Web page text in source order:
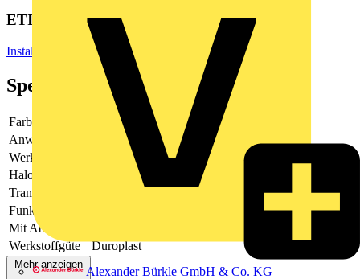
Alexander Bürkle GmbH & Co. KG
ETIM Group
Installationsschalterprogramme/Steckvorrichtungen
Spezifikationen
Farbe
Anwendung
steuern elektrischer Verbraucher
Werkstoff
Kunststoff
Halogenfrei
Transparent
Funkgesteuert
Mit Abdeckung
Werkstoffgüte
Duroplast
Mehr anzeigen